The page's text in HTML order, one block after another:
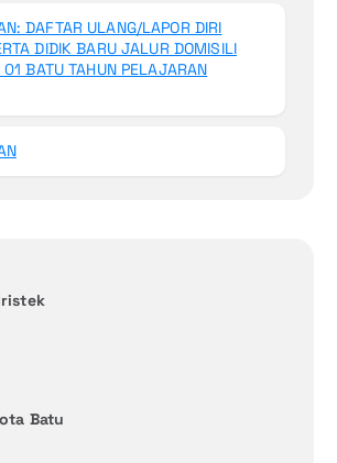
DAFTAR ULANG/LAPOR DIRI
DIDIK BARU JALUR DOMISILI
01 BATU TAHUN PELAJARAN
Batu